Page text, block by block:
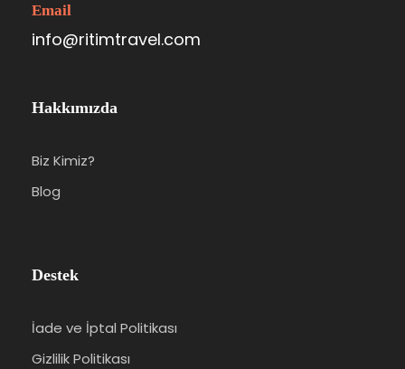
Email
info@ritimtravel.com
Hakkımızda
Biz Kimiz?
Blog
Destek
İade ve İptal Politikası
Gizlilik Politikası